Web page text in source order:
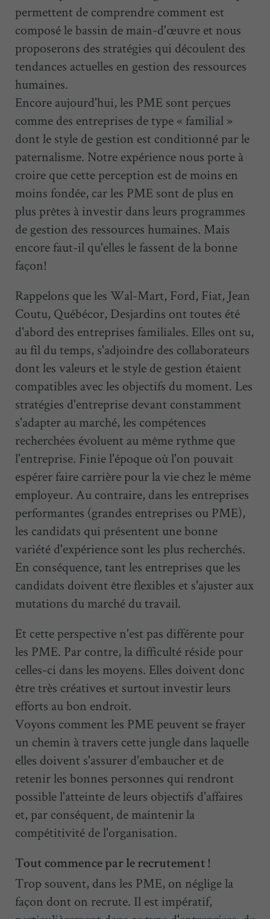
permettent de comprendre comment est
composé le bassin de main-d'œuvre et nous
proposerons des stratégies qui découlent des
tendances actuelles en gestion des ressources
humaines.
Encore aujourd'hui, les PME sont perçues
comme des entreprises de type « familial »
dont le style de gestion est conditionné par le
paternalisme. Notre expérience nous porte à
croire que cette perception est de moins en
moins fondée, car les PME sont de plus en
plus prêtes à investir dans leurs programmes
de gestion des ressources humaines. Mais
encore faut-il qu'elles le fassent de la bonne
façon!
Rappelons que les Wal-Mart, Ford, Fiat, Jean
Coutu, Québécor, Desjardins ont toutes été
d'abord des entreprises familiales. Elles ont su,
au fil du temps, s'adjoindre des collaborateurs
dont les valeurs et le style de gestion étaient
compatibles avec les objectifs du moment. Les
stratégies d'entreprise devant constamment
s'adapter au marché, les compétences
recherchées évoluent au même rythme que
l'entreprise. Finie l'époque où l'on pouvait
espérer faire carrière pour la vie chez le même
employeur. Au contraire, dans les entreprises
performantes (grandes entreprises ou PME),
les candidats qui présentent une bonne
variété d'expérience sont les plus recherchés.
En conséquence, tant les entreprises que les
candidats doivent être flexibles et s'ajuster aux
mutations du marché du travail.
Et cette perspective n'est pas différente pour
les PME. Par contre, la difficulté réside pour
celles-ci dans les moyens. Elles doivent donc
être très créatives et surtout investir leurs
efforts au bon endroit.
Voyons comment les PME peuvent se frayer
un chemin à travers cette jungle dans laquelle
elles doivent s'assurer d'embaucher et de
retenir les bonnes personnes qui rendront
possible l'atteinte de leurs objectifs d'affaires
et, par conséquent, de maintenir la
compétitivité de l'organisation.
Tout commence par le recrutement !
Trop souvent, dans les PME, on néglige la
façon dont on recrute. Il est impératif,